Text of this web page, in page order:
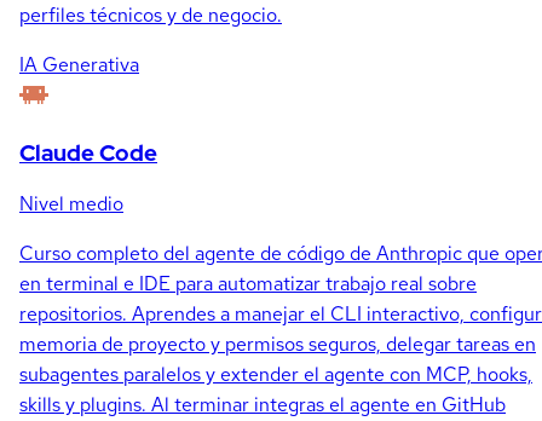
perfiles técnicos y de negocio.
IA Generativa
Claude Code
Nivel medio
Curso completo del agente de código de Anthropic que
en terminal e IDE para automatizar trabajo real sobre
repositorios. Aprendes a manejar el CLI interactivo,
memoria de proyecto y permisos seguros, delegar tareas en
subagentes paralelos y extender el agente con MCP, hooks,
skills y plugins. Al terminar integras el agente en GitHub